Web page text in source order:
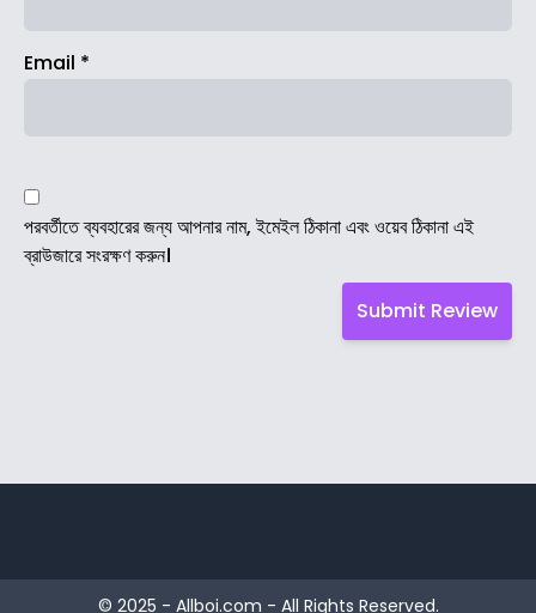
Email *
পরবর্তীতে ব্যবহারের জন্য আপনার নাম, ইমেইল ঠিকানা এবং ওয়েব ঠিকানা এই
ব্রাউজারে সংরক্ষণ করুন।
© 2025 - Allboi.com - All Rights Reserved.